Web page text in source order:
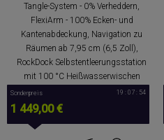
Tangle-System - 0% Verheddern,
FlexiArm - 100% Ecken- und
Kantenabdeckung, Navigation zu
Räumen ab 7,95 cm (6,5 Zoll),
RockDock Selbstentleerungsstation
mit 100 °C Heißwasserwischen
Sonderpreis
1 449,00 €
19 : 07 : 53